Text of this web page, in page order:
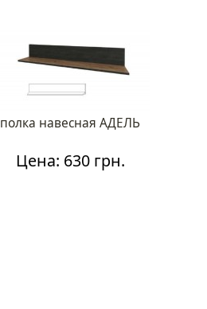
полка навесная АДЕЛЬ
Цена: 630 грн.